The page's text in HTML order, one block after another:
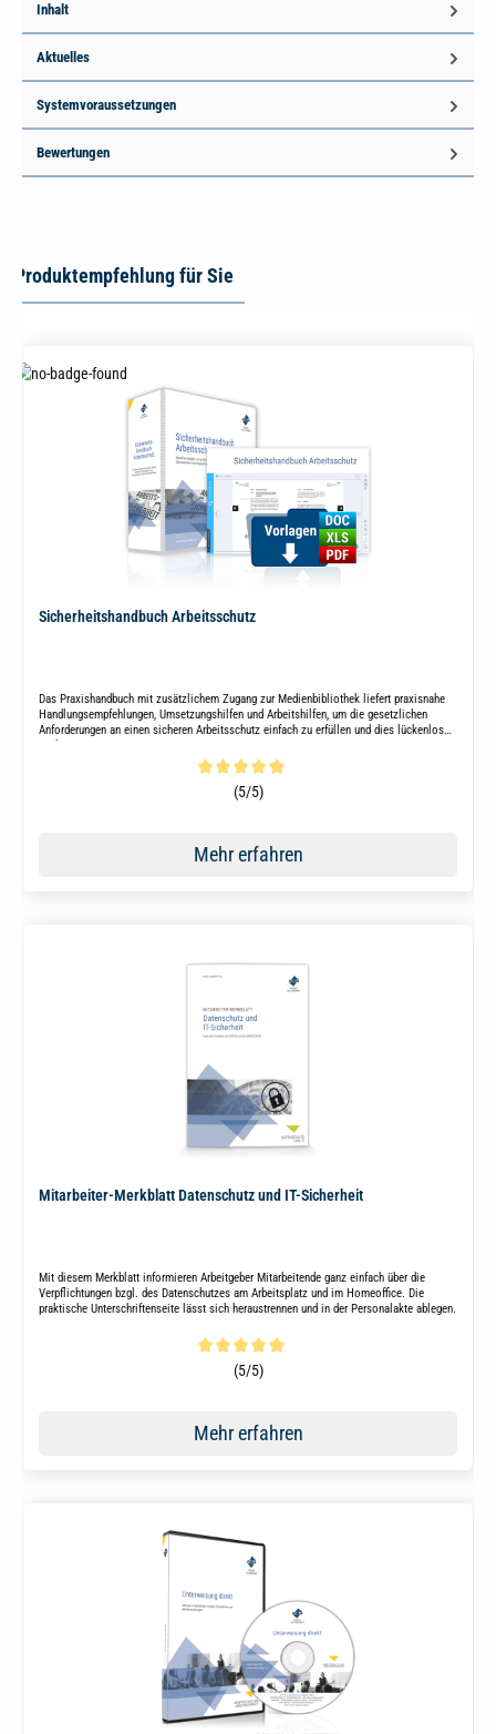
Inhalt
Aktuelles
Systemvoraussetzungen
Bewertungen
Produktempfehlung für Sie
Sicherheitshandbuch Arbeitsschutz
Das Praxishandbuch mit zusätzlichem Zugang zur Medienbibliothek liefert praxisnahe
Handlungsempfehlungen, Umsetzungshilfen und Arbeitshilfen, um die gesetzlichen
Anforderungen an einen sicheren Arbeitsschutz einfach zu erfüllen und dies lückenlos
Durchschnittliche Bewertung von 5 von 5 Sternen
(5/5)
Mehr erfahren
Mitarbeiter-Merkblatt Datenschutz und IT-Sicherheit
Mit diesem Merkblatt informieren Arbeitgeber Mitarbeitende ganz einfach über die
Verpflichtungen bzgl. des Datenschutzes am Arbeitsplatz und im Homeoffice. Die
praktische Unterschriftenseite lässt sich heraustrennen und in der Personalakte ablegen.
Durchschnittliche Bewertung von 5 von 5 Sternen
(5/5)
Mehr erfahren